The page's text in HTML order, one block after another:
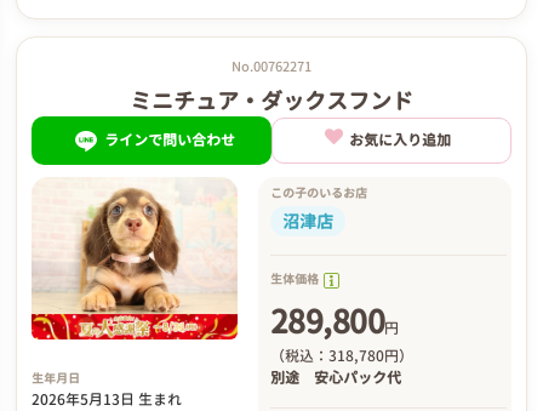
No.00762271
ミニチュア・ダックスフンド
ラインで問い合わせ お気に入り追加
生年月日
2026年5月13日 生まれ
この子のいるお店
沼津店
生体価格
289,800円
（税込：318,780円）
別途 安心パック代